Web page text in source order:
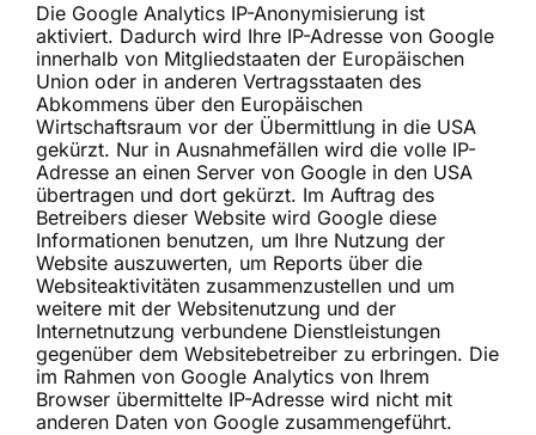
Die Google Analytics IP-Anonymisierung ist
aktiviert. Dadurch wird Ihre IP-Adresse von Google
innerhalb von Mitgliedstaaten der Europäischen
Union oder in anderen Vertragsstaaten des
Abkommens über den Europäischen
Wirtschaftsraum vor der Übermittlung in die USA
gekürzt. Nur in Ausnahmefällen wird die volle IP-
Adresse an einen Server von Google in den USA
übertragen und dort gekürzt. Im Auftrag des
Betreibers dieser Website wird Google diese
Informationen benutzen, um Ihre Nutzung der
Website auszuwerten, um Reports über die
Websiteaktivitäten zusammenzustellen und um
weitere mit der Websitenutzung und der
Internetnutzung verbundene Dienstleistungen
gegenüber dem Websitebetreiber zu erbringen. Die
im Rahmen von Google Analytics von Ihrem
Browser übermittelte IP-Adresse wird nicht mit
anderen Daten von Google zusammengeführt.